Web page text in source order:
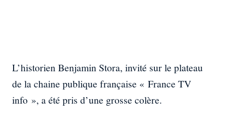
L’historien Benjamin Stora, invité sur le plateau
de la chaine publique française « France TV
info », a été pris d’une grosse colère.